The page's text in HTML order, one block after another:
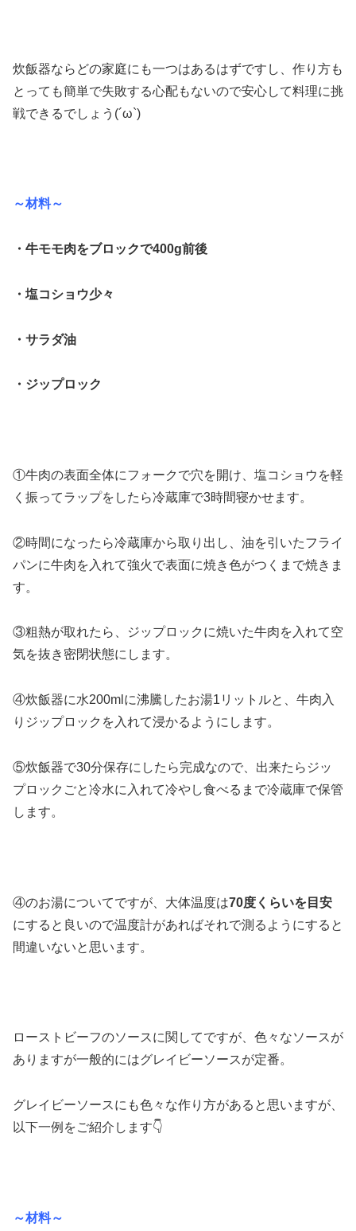
炊飯器ならどの家庭にも一つはあるはずですし、作り方も
とっても簡単で失敗する心配もないので安心して料理に挑
戦できるでしょう(´ω`)
～材料～
・牛モモ肉をブロックで400g前後
・塩コショウ少々
・サラダ油
・ジップロック
①牛肉の表面全体にフォークで穴を開け、塩コショウを軽
く振ってラップをしたら冷蔵庫で3時間寝かせます。
②時間になったら冷蔵庫から取り出し、油を引いたフライ
パンに牛肉を入れて強火で表面に焼き色がつくまで焼きま
す。
③粗熱が取れたら、ジップロックに焼いた牛肉を入れて空
気を抜き密閉状態にします。
④炊飯器に水200mlに沸騰したお湯1リットルと、牛肉入
りジップロックを入れて浸かるようにします。
⑤炊飯器で30分保存にしたら完成なので、出来たらジッ
プロックごと冷水に入れて冷やし食べるまで冷蔵庫で保管
します。
④のお湯についてですが、大体温度は70度くらいを目安
にすると良いので温度計があればそれで測るようにすると
間違いないと思います。
ローストビーフのソースに関してですが、色々なソースが
ありますが一般的にはグレイビーソースが定番。
グレイビーソースにも色々な作り方があると思いますが、
以下一例をご紹介します👇
～材料～